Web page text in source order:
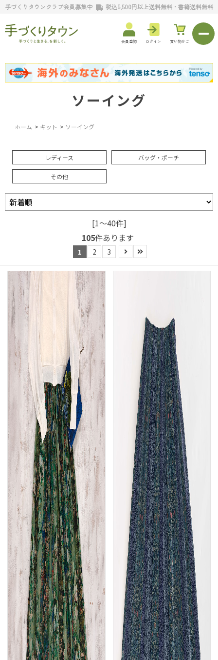
手づくりタウンクラブ会員募集中 税込5,500円以上送料無料・書籍送料無料
会員登録 ログイン 買い物かご
ソーイング
ホーム > キット > ソーイング
レディース バッグ・ポーチ
その他
[1～40件]
105件あります
1 2 3